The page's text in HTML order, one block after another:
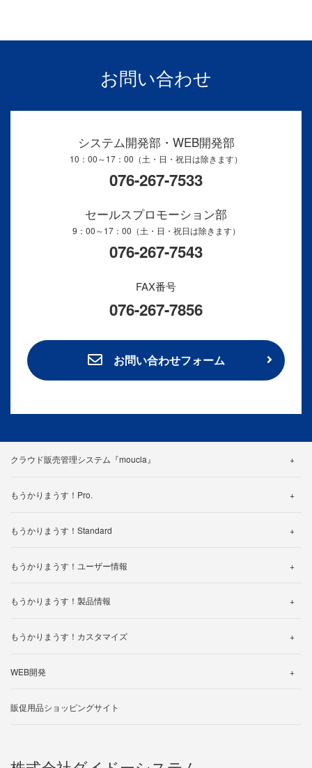
お問い合わせ
システム開発部・WEB開発部
10：00～17：00（土・日・祝日は除きます）
076-267-7533
セールスプロモーション部
9：00～17：00（土・日・祝日は除きます）
076-267-7543
FAX番号
076-267-7856
お問い合わせフォーム
クラウド販売管理システム『moucla』
カスタマイズ事例
製品カタログ
無料トライアルお申し込み
もうかりまうす！Pro.
仕様一覧
体験版ダウンロードされたお客様へ
もうかりまうす！Standard
仕様一覧
もうかりまうす！ユーザー情報
操作マニュアル
ライセンスの追加について
もうかりまうす！製品情報
帳票一覧
もうかりまうす！カスタマイズ
WEB開発
販促用品ショッピングサイト